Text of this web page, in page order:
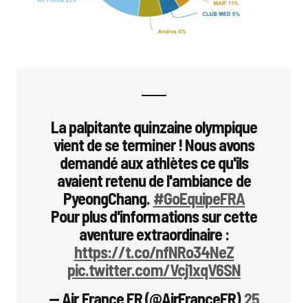
La palpitante quinzaine olympique
vient de se terminer ! Nous avons
demandé aux athlètes ce qu'ils
avaient retenu de l'ambiance de
PyeongChang. #GoEquipeFRA
Pour plus d'informations sur cette
aventure extraordinaire :
https://t.co/nfNRo34NeZ
pic.twitter.com/Vcj1xqV6SN
— Air France FR (@AirFranceFR)25